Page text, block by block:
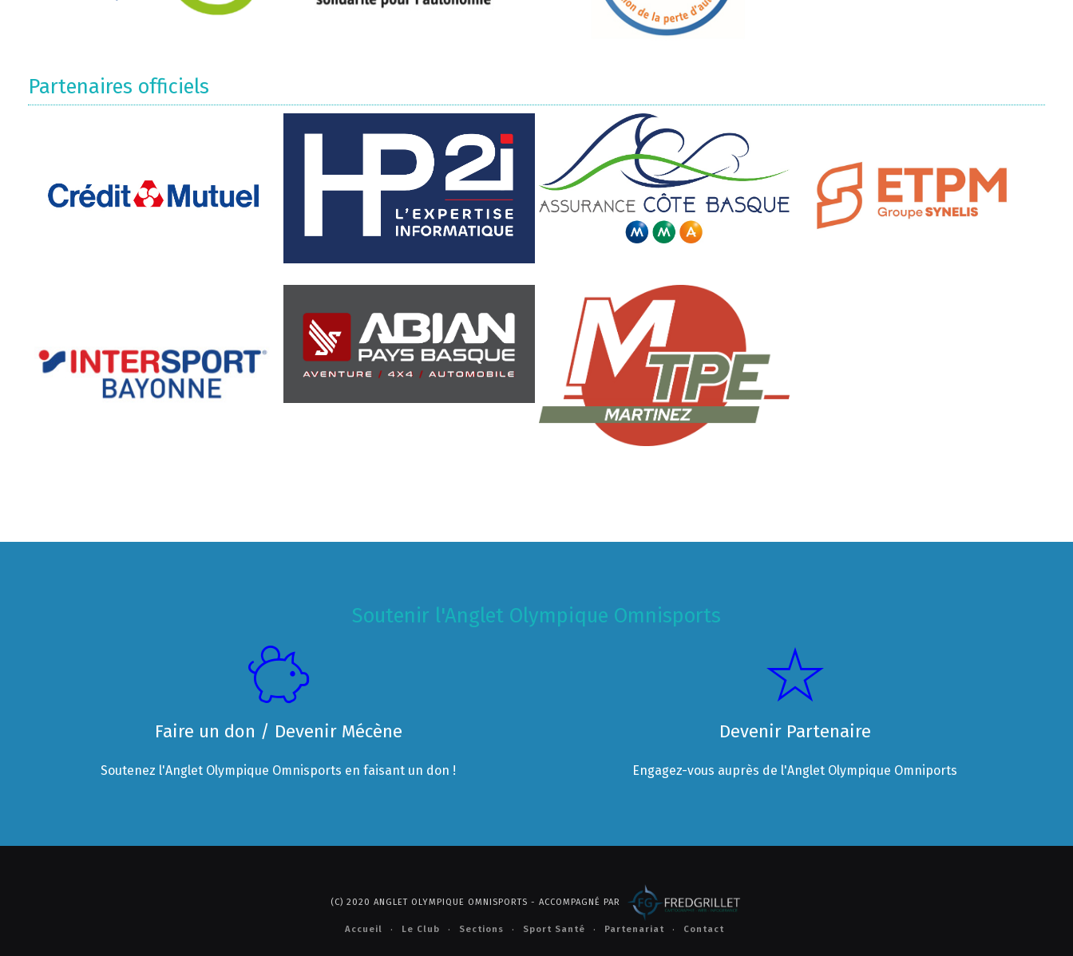
Partenaires officiels
Soutenir l'Anglet Olympique Omnisports
Faire un don / Devenir Mécène
Soutenez l'Anglet Olympique Omnisports en faisant un don !
Devenir Partenaire
Engagez-vous auprès de l'Anglet Olympique Omniports
(C) 2020 ANGLET OLYMPIQUE OMNISPORTS - ACCOMPAGNÉ PAR
Accueil Le Club Sections Sport Santé Partenariat Contact